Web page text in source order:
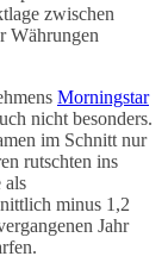
zwischen
Währungen
Morningstar
nicht besonders.
im Schnitt nur
rutschten ins
als
minus 1,2
Jahr